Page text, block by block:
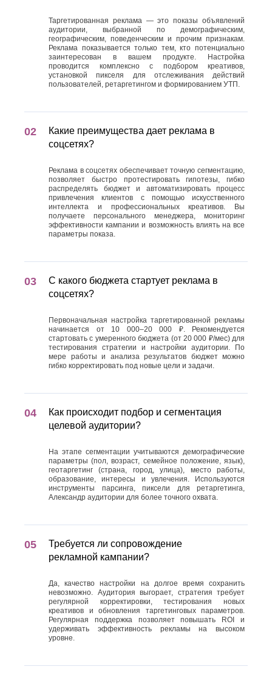
Таргетированная реклама — это показы объявлений
аудитории, выбранной по демографическим,
географическим, поведенческим и прочим признакам.
Реклама показывается только тем, кто потенциально
заинтересован в вашем продукте. Настройка
проводится комплексно с подбором креативов,
установкой пикселя для отслеживания действий
пользователей, ретаргетингом и формированием УТП.
Какие преимущества дает реклама в
соцсетях?
Реклама в соцсетях обеспечивает точную сегментацию,
позволяет быстро протестировать гипотезы, гибко
распределять бюджет и автоматизировать процесс
привлечения клиентов с помощью искусственного
интеллекта и профессиональных креативов. Вы
получаете персонального менеджера, мониторинг
эффективности кампании и возможность влиять на все
параметры показа.
С какого бюджета стартует реклама в
соцсетях?
Первоначальная настройка таргетированной рекламы
начинается от 10 000–20 000 ₽. Рекомендуется
стартовать с умеренного бюджета (от 20 000 ₽/мес) для
тестирования стратегии и настройки аудитории. По
мере работы и анализа результатов бюджет можно
гибко корректировать под новые цели и задачи.
Как происходит подбор и сегментация
целевой аудитории?
На этапе сегментации учитываются демографические
параметры (пол, возраст, семейное положение, язык),
геотаргетинг (страна, город, улица), место работы,
образование, интересы и увлечения. Используются
инструменты парсинга, пиксели для ретаргетинга,
Александр аудитории для более точного охвата.
Требуется ли сопровождение
рекламной кампании?
Да, качество настройки на долгое время сохранить
невозможно. Аудитория выгорает, стратегия требует
регулярной корректировки, тестирования новых
креативов и обновления таргетинговых параметров.
Регулярная поддержка позволяет повышать ROI и
удерживать эффективность рекламы на высоком
уровне.